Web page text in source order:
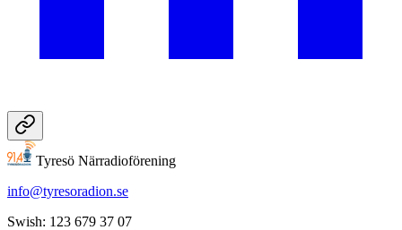
Tyresö Närradioförening
info@tyresoradion.se
Swish: 123 679 37 07